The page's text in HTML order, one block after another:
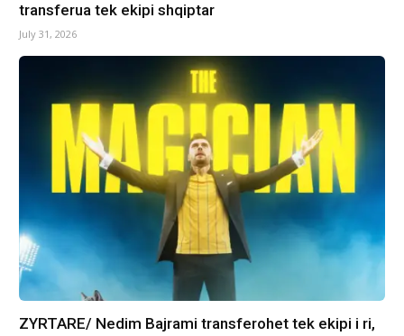
transferua tek ekipi shqiptar
July 31, 2026
ZYRTARE/ Nedim Bajrami transferohet tek ekipi i ri,